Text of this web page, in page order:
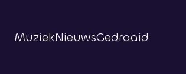
MuziekNieuwsGedraaid